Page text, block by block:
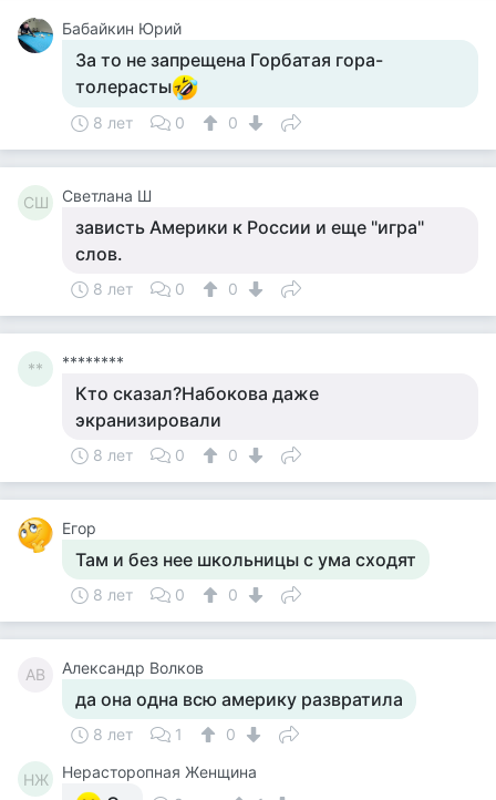
Бабайкин Юрий
За то не запрещена Горбатая гора-
толерасты
8 лет 0 0
СШ Светлана Ш
зависть Америки к России и еще "игра"
слов.
8 лет 0 0
** ********
Кто сказал?Набокова даже
экранизировали
8 лет 0 0
Егор
Там и без нее школьницы с ума сходят
8 лет 0 0
АВ Александр Волков
да она одна всю америку развратила
8 лет 1 0
НЖ Нерасторопная Женщина